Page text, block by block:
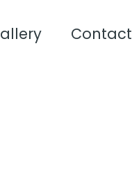
Contact